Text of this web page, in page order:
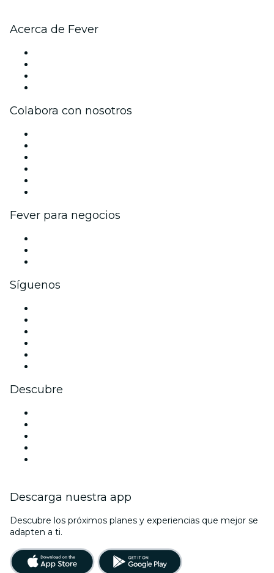
Acerca de Fever
Colabora con nosotros
Fever para negocios
Síguenos
Descubre
Descarga nuestra app
Descubre los próximos planes y experiencias que mejor se
adapten a ti.